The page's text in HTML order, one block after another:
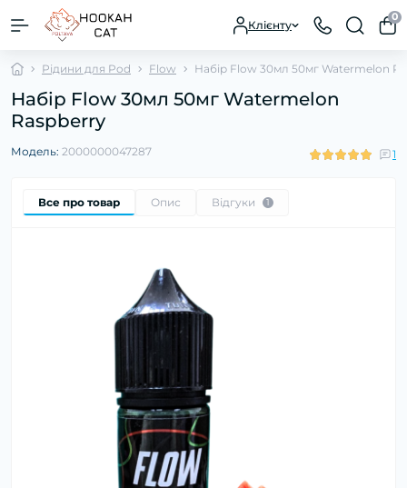
Клієнту
0
Рідини для Pod Flow Набір Flow 30мл 50мг Watermelon
Набір Flow 30мл 50мг Watermelon
Raspberry
Модель: 2000000047287 1
Все про товар Опис Відгуки 1